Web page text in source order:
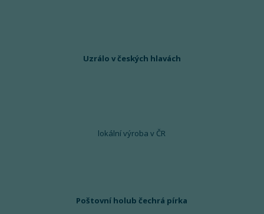
Uzrálo v českých hlavách
lokální výroba v ČR
Poštovní holub čechrá pírka